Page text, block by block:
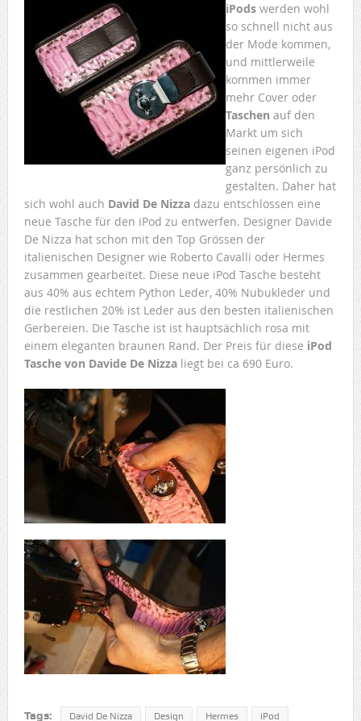
iPods werden wohl
so schnell nicht aus
der Mode kommen,
und mittlerweile
kommen immer
mehr Cover oder
Taschen auf den
Markt um sich
seinen eigenen iPod
ganz persönlich zu
gestalten. Daher hat
sich wohl auch David De Nizzadazu entschlossen eine
neue Tasche für den iPod zu entwerfen. Designer Davide
De Nizza hat schon mit den Top Grössen der
italienischen Designer wie Roberto Cavalli oder Hermes
zusammen gearbeitet. Diese neue iPod Tasche besteht
aus 40% aus echtem Python Leder, 40% Nubukleder und
die restlichen 20% ist Leder aus den besten italienischen
Gerbereien. Die Tasche ist ist hauptsächlich rosa mit
einem eleganten braunen Rand. Der Preis für diese iPod
Tasche von Davide De Nizzaliegt bei ca 690 Euro.
Tags: David De Nizza Design Hermes iPod